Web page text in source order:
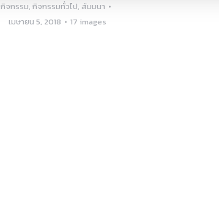
กิจกรรม, กิจกรรมทั่วไป, สัมมนา
เมษายน 5, 2018
17 images